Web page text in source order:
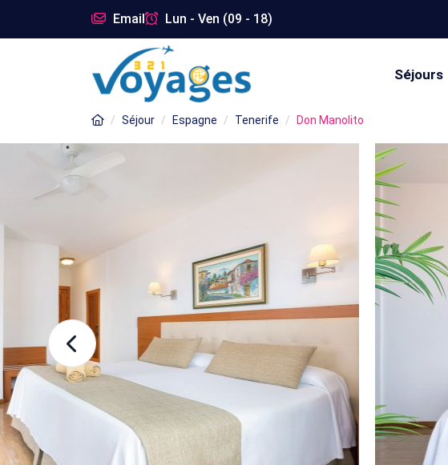
Email Lun - Ven (09 - 18)
Séjours
Séjour Espagne Tenerife Don Manolito